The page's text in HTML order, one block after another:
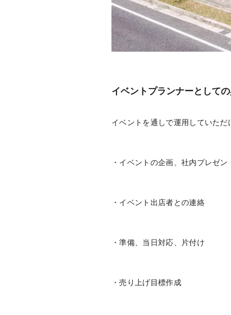
イベントプランナーとして
イベントを通しで運用していただ
・イベントの企画、社内プレゼン
・イベント出店者との連絡
・準備、当日対応、片付け
・売り上げ目標作成